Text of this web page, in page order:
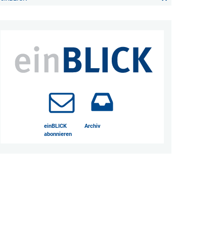
einBLICK
abonnieren
Archiv